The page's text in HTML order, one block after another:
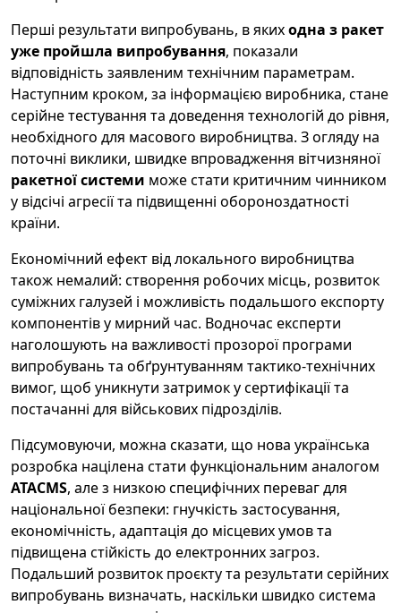
Перші результати випробувань, в якиходна з ракет
уже пройшла випробування, показали
відповідність заявленим технічним параметрам.
Наступним кроком, за інформацією виробника, стане
серійне тестування та доведення технологій до рівня,
необхідного для масового виробництва. З огляду на
поточні виклики, швидке впровадження вітчизняної
ракетної системи може стати критичним чинником
у відсічі агресії та підвищенні обороноздатності
країни.
Економічний ефект від локального виробництва
також немалий: створення робочих місць, розвиток
суміжних галузей і можливість подальшого експорту
компонентів у мирний час. Водночас експерти
наголошують на важливості прозорої програми
випробувань та обґрунтуванням тактико-технічних
вимог, щоб уникнути затримок у сертифікації та
постачанні для військових підрозділів.
Підсумовуючи, можна сказати, що нова українська
розробка націлена стати функціональним аналогом
ATACMS, але з низкою специфічних переваг для
національної безпеки: гнучкість застосування,
економічність, адаптація до місцевих умов та
підвищена стійкість до електронних загроз.
Подальший розвиток проєкту та результати серійних
випробувань визначать, наскільки швидко система